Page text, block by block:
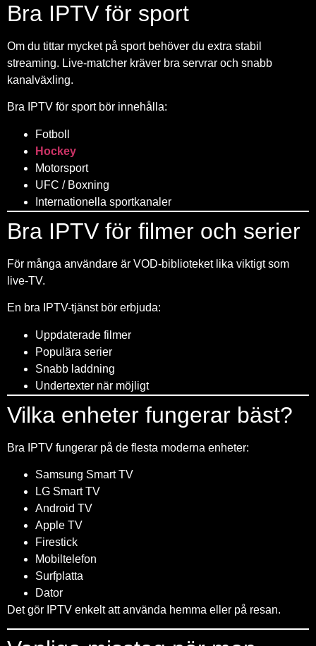
Bra IPTV för sport
Om du tittar mycket på sport behöver du extra stabil
streaming. Live-matcher kräver bra servrar och snabb
kanalväxling.
Bra IPTV för sport bör innehålla:
Fotboll
Hockey
Motorsport
UFC / Boxning
Internationella sportkanaler
Bra IPTV för filmer och serier
För många användare är VOD-biblioteket lika viktigt som
live-TV.
En bra IPTV-tjänst bör erbjuda:
Uppdaterade filmer
Populära serier
Snabb laddning
Undertexter när möjligt
Vilka enheter fungerar bäst?
Bra IPTV fungerar på de flesta moderna enheter:
Samsung Smart TV
LG Smart TV
Android TV
Apple TV
Firestick
Mobiltelefon
Surfplatta
Dator
Det gör IPTV enkelt att använda hemma eller på resan.